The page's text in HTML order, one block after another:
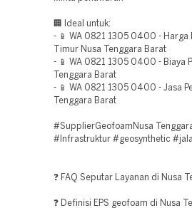
🏢 Ideal untuk:
- 📱 WA 0821 1305 0400 - Harga
Timur Nusa Tenggara Barat
- 📱 WA 0821 1305 0400 - Biaya
Tenggara Barat
- 📱 WA 0821 1305 0400 - Jasa
Tenggara Barat
#SupplierGeofoamNusa
#Infrastruktur #geosynthetic
❓ FAQ Seputar Layanan di Nusa
❓ Definisi EPS geofoam di Nusa